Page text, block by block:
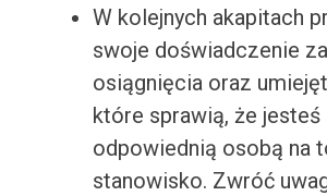
W kolejnych akapitach
swoje doświadczenie
osiągnięcia oraz
które sprawią, że jesteś
odpowiednią osobą na
stanowisko. Zwróć